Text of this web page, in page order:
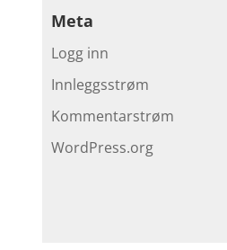
Meta
Logg inn
Innleggsstrøm
Kommentarstrøm
WordPress.org